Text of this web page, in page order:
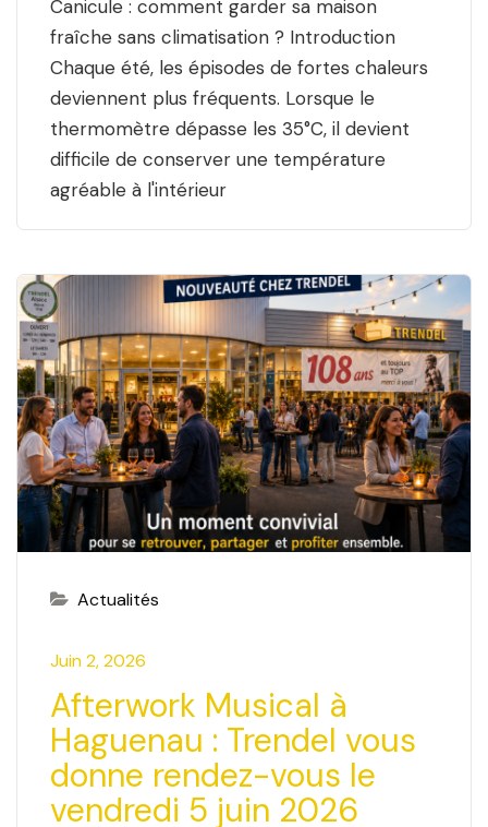
Canicule : comment garder sa maison
fraîche sans climatisation ? Introduction
Chaque été, les épisodes de fortes chaleurs
deviennent plus fréquents. Lorsque le
thermomètre dépasse les 35°C, il devient
difficile de conserver une température
agréable à l'intérieur
Actualités
Juin 2, 2026
Afterwork Musical à
Haguenau : Trendel vous
donne rendez-vous le
vendredi 5 juin 2026